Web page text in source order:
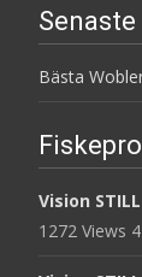
Bästa
Vision
1272 Views